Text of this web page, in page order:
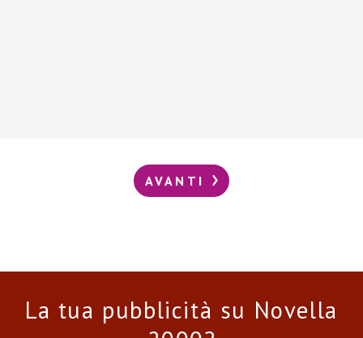
AVANTI
La tua pubblicità su Novella